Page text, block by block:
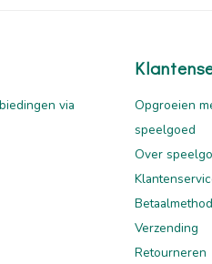
via
Opgroeien
speelgoed
Over
Verzending
Retourneren